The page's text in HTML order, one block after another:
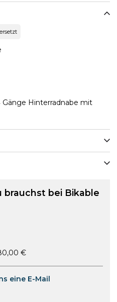
Gänge Hinterradnabe mit
brauchst bei Bikable
€
eine E-Mail